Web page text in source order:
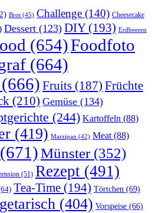
Brot (45) Challenge (140) Cheesecake
Dessert (123) DIY(193) Erdbeeren
(654)Foodfoto
(664)
(666) Fruits (187) Früchte
(210) Gemüse (134)
(244) Kartoffeln (88)
(419) Marzipan (42) Meat(88)
(671)Münster(352)
(51) Rezept (491)
Tea-Time (194) Törtchen (69)
(404) Vorspeise (66)